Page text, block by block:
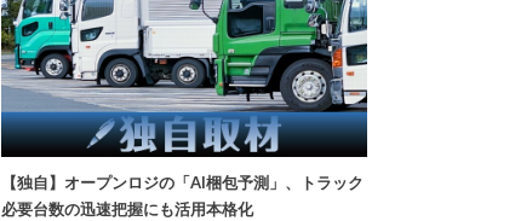
【独自】オープンロジの「AI梱包予測」、トラック
必要台数の迅速把握にも活用本格化